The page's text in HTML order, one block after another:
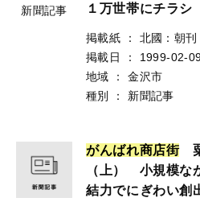
新聞記事
１万世帯にチラシ
掲載紙 ：
北國：朝刊
掲載日
：
1999-02-
地域
：
金沢市
種別
： 新聞記事
がんばれ商店街粟
（上） 小規模な
結力でにぎわい